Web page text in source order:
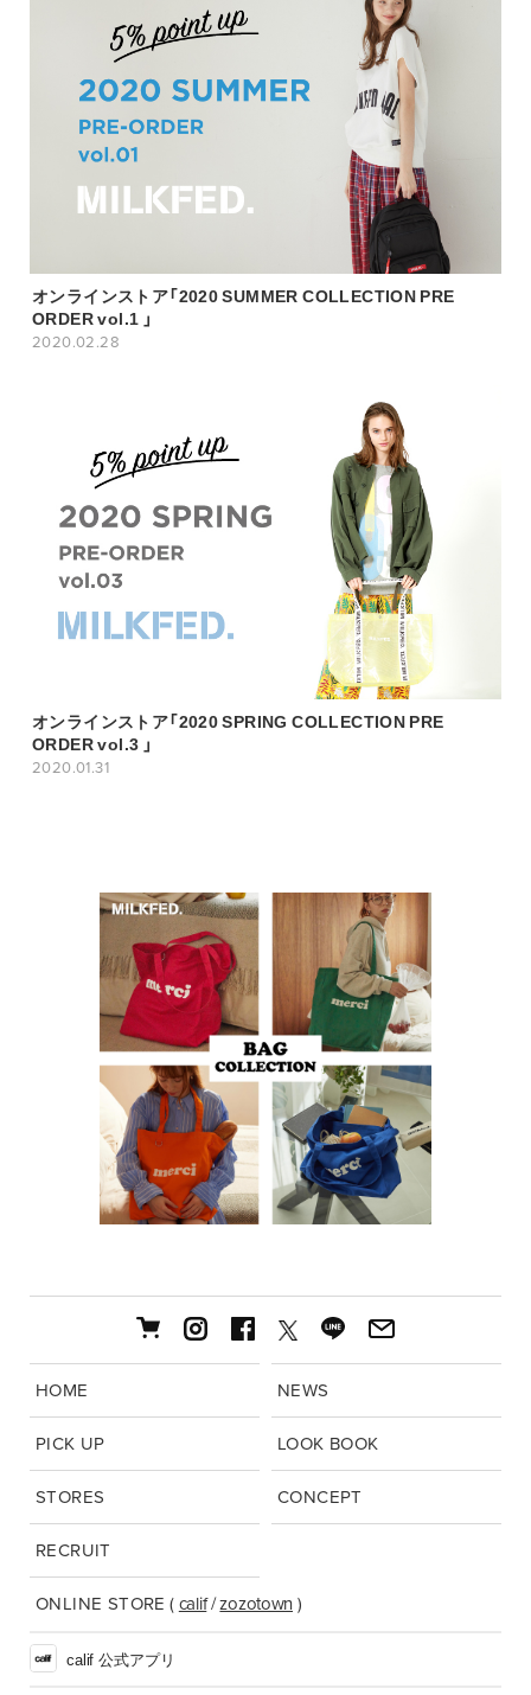
オンラインストア「2020 SUMMER COLLECTION PRE
ORDER vol.1 」
2020.02.28
オンラインストア「2020 SPRING COLLECTION PRE
ORDER vol.3 」
2020.01.31
HOME NEWS
PICK UP LOOK BOOK
STORES CONCEPT
RECRUIT
ONLINE STORE ( calif/zozotown )
calif 公式アプリ